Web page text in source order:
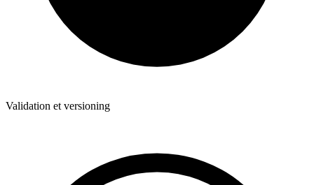
Validation et versioning